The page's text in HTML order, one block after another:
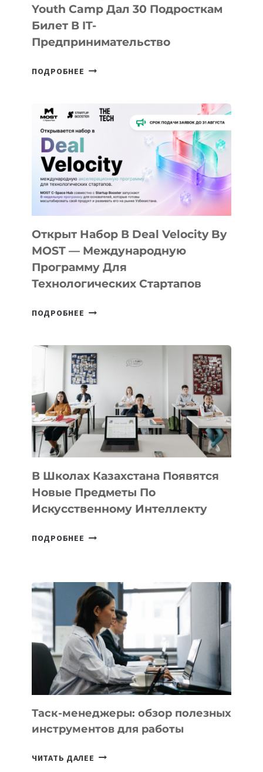
Youth Camp Дал 30 Подросткам
Билет В IT-
Предпринимательство
ПОДРОБНЕЕ ОТ
АЛМАТЫ:
КАК
AI
YOUTH
CAMP
ДАЛ
30
ПОДРОСТКАМ
БИЛЕТ
В
ПРЕДПРИНИМАТЕЛЬСТВО
Открыт Набор В Deal Velocity By
MOST — Международную
Программу Для
Технологических Стартапов
ПОДРОБНЕЕ ОТКРЫТ
DEAL
VELOCITY
BY
MOST
—
МЕЖДУНАРОДНУЮ
ПРОГРАММУ
ДЛЯ
ТЕХНОЛОГИЧЕСКИХ
В Школах Казахстана Появятся
Новые Предметы По
Искусственному Интеллекту
ПОДРОБНЕЕ
НОВЫЕ
ПРЕДМЕТЫ
ПО
ИСКУССТВЕННОМУ
ИНТЕЛЛЕКТУ
Таск-менеджеры: обзор полезных
инструментов для работы
ЧИТАТЬ ДАЛЕЕ ТАСК-